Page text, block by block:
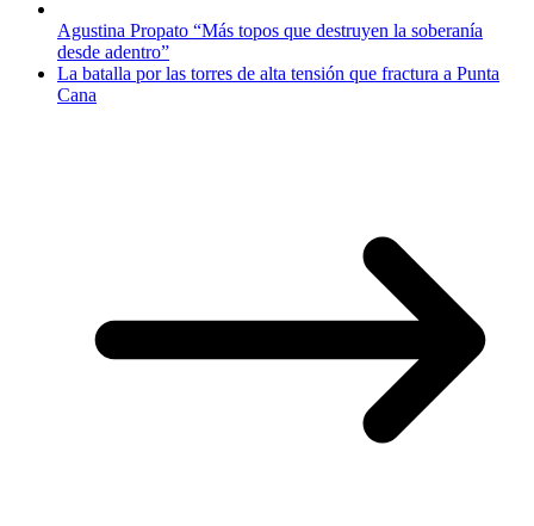
Agustina Propato “Más topos que destruyen la soberanía
desde adentro”
La batalla por las torres de alta tensión que fractura a Punta
Cana